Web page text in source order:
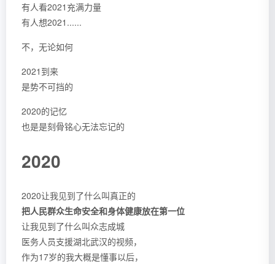
有人看2021充满力量
有人想2021......
不，无论如何
2021到来
是势不可挡的
2020的记忆
也是是刻骨铭心无法忘记的
2020
2020让我见到了什么叫真正的
把人民群众生命安全和身体健康放在第一位
让我见到了什么叫众志成城
医务人员支援湖北武汉的视频，
作为17岁的我大概是懂事以后，